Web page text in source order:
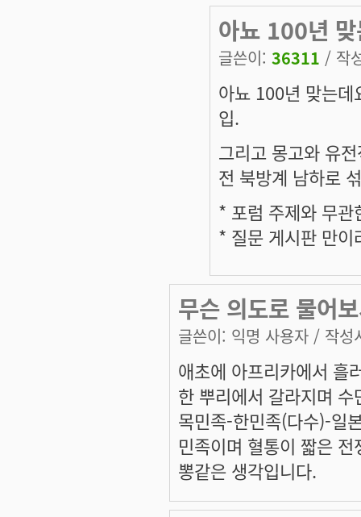
아뇨 100년
글쓴이: 36311 / 작
아뇨 100년 맞는
입.
그리고 몽고와 유
전 북방계 남하로
* 포럼 주제와 무관
* 질문 게시판 만이
무슨 의도로 물어
글쓴이: 익명 사용자 / 작성
애초에 아프리카에서 흘
한 뿌리에서 갈라지며
목민족-한민족(다수)-일
민족이며 혈통이 짧은
뽕같은 생각입니다.